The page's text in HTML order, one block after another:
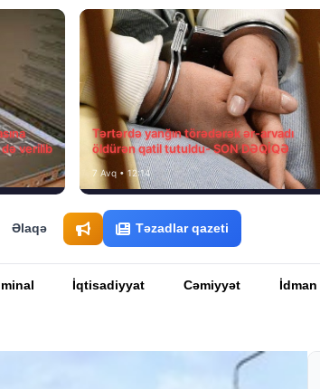
verilib
Tərtərdə yanğın törədərək ər-arvadı
öldürən qatil tutuldu- SON DƏQİQƏ
7 Avq • 12:14
Əlaqə Təzadlar qazeti
İqtisadiyyat Cəmiyyət İdman